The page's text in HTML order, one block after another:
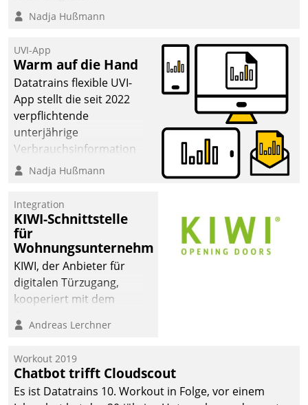
Nadja Hußmann
UVI-App
Warm auf die Hand
Datatrains flexible UVI-
App stellt die seit 2022
verpflichtende
unterjährige
Verbrauchsinformation
schnell, zuverlässig und
Die monatlichen
Mitteilungen zum
Heizungs- und
Wasserverbrauch gehen
automatisiert, vollständig
und auf Wunsch über
mehrere zuvor
Kommunikationswege bei
Nadja Hußmann
Integration
KIWI-Schnittstelle
für
Wohnungsunternehmen
KIWI, der Anbieter für
digitalen Türzugang,
kooperiert mit dem
Softwareentwicklungshaus
Andreas Lerchner
Workout 2019
Chatbot trifft Cloudscout
Es ist Datatrains 10. Workout in Folge, vor einem